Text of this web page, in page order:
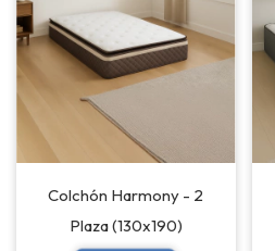
Colchón Harmony - 2
Plaza (130x190)